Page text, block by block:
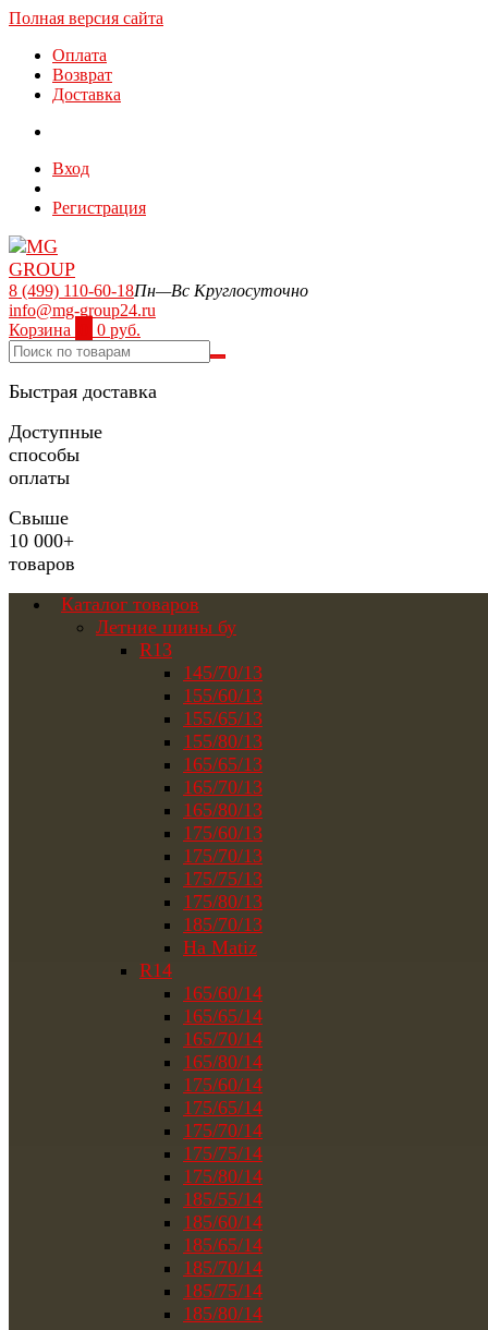
Полная версия сайта
Оплата
Возврат
Доставка
Вход
Регистрация
8 (499) 110-60-18Пн—Вс Круглосуточно
info@mg-group24.ru
Корзина
0 руб.
Быстрая доставка
Доступные
способы
оплаты
Свыше
10 000+
товаров
Каталог товаров
Летние шины бу
R13
145/70/13
155/60/13
155/65/13
155/80/13
165/65/13
165/70/13
165/80/13
175/60/13
175/70/13
175/75/13
175/80/13
185/70/13
На Matiz
R14
165/60/14
165/65/14
165/70/14
165/80/14
175/60/14
175/65/14
175/70/14
175/75/14
175/80/14
185/55/14
185/60/14
185/65/14
185/70/14
185/75/14
185/80/14